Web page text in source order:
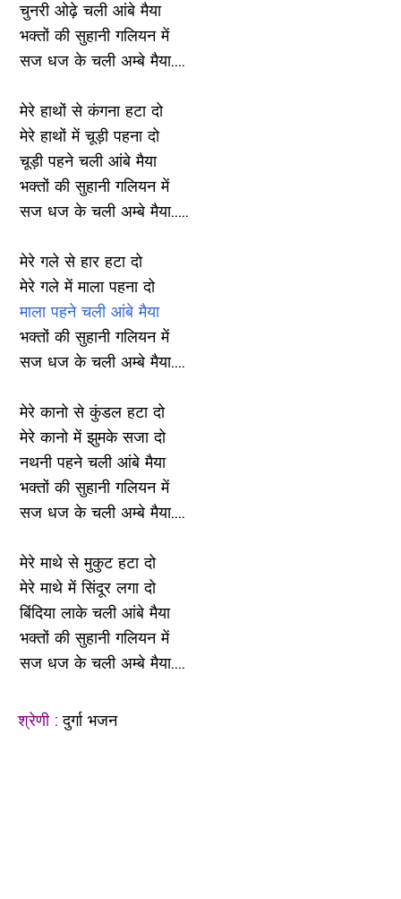
चुनरी ओढ़े चली आंबे मैया
भक्तों की सुहानी गलियन में
सज धज के चली अम्बे मैया....
मेरे हाथों से कंगना हटा दो
मेरे हाथों में चूड़ी पहना दो
चूड़ी पहने चली आंबे मैया
भक्तों की सुहानी गलियन में
सज धज के चली अम्बे मैया.....
मेरे गले से हार हटा दो
मेरे गले में माला पहना दो
माला पहने चली आंबे मैया
भक्तों की सुहानी गलियन में
सज धज के चली अम्बे मैया....
मेरे कानो से कुंडल हटा दो
मेरे कानो में झुमके सजा दो
नथनी पहने चली आंबे मैया
भक्तों की सुहानी गलियन में
सज धज के चली अम्बे मैया....
मेरे माथे से मुकुट हटा दो
मेरे माथे में सिंदूर लगा दो
बिंदिया लाके चली आंबे मैया
भक्तों की सुहानी गलियन में
सज धज के चली अम्बे मैया....
श्रेणी :दुर्गा भजन